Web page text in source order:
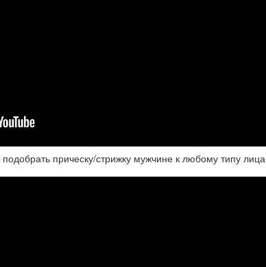
прическу/стрижку мужчине к любому типу лица